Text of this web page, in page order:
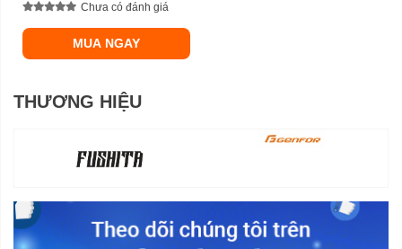
Chưa có đánh giá
MUA NGAY
THƯƠNG HIỆU